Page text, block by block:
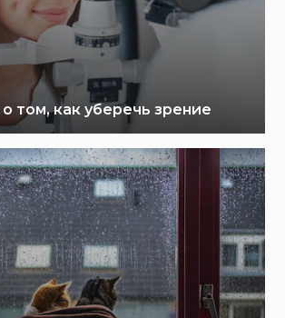
том, как уберечь зрение